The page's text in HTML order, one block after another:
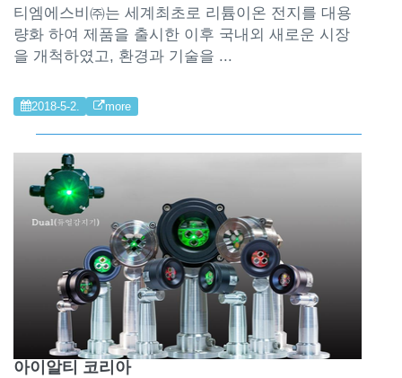
티엠에스비㈜는 세계최초로 리튬이온 전지를 대용
량화 하여 제품을 출시한 이후 국내외 새로운 시장
을 개척하였고, 환경과 기술을 ...
2018-5-2. more
아이알티 코리아